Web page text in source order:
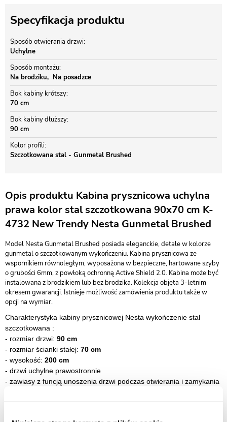
Specyfikacja produktu
Sposób otwierania drzwi
Uchylne
Sposób montażu
Na brodziku
Na posadzce
Bok kabiny krótszy
70 cm
Bok kabiny dłuższy
90 cm
Kolor profili
Szczotkowana stal - Gunmetal Brushed
Opis produktu Kabina prysznicowa uchylna
prawa kolor stal szczotkowana 90x70 cm K-
4732 New Trendy Nesta Gunmetal Brushed
Model Nesta Gunmetal Brushed posiada eleganckie, detale w kolorze
gunmetal o szczotkowanym wykończeniu. Kabina prysznicowa ze
wspornikiem równoległym, wyposażona w bezpieczne, hartowane szyby
o grubości 6mm, z powłoką ochronną Active Shield 2.0. Kabina może być
instalowana z brodzikiem lub bez brodzika. Kolekcja objęta 3-letnim
okresem gwarancji. Istnieje możliwość zamówienia produktu także w
opcji na wymiar.
Charakterystyka kabiny prysznicowej Nesta wykończenie stal
szczotkowana :
- rozmiar drzwi: 90 cm
- rozmiar ścianki stałej: 70 cm
- wysokość: 200 cm
- drzwi uchylne prawostronnie
- zawiasy z funcją unoszenia drzwi podczas otwierania i zamykania
-szkło zabezpieczone powłoką Active Shield 2.0 (zapobiega